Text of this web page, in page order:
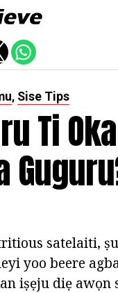
, Sise Tips
Ti
satelaiti,
yoo beere
iṣẹju diẹ awọn